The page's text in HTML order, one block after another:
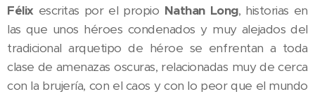
Félix escritas por el propio Nathan Long, historias en
las que unos héroes condenados y muy alejados del
tradicional arquetipo de héroe se enfrentan a toda
clase de amenazas oscuras, relacionadas muy de cerca
con la brujería, con el caos y con lo peor que el mundo